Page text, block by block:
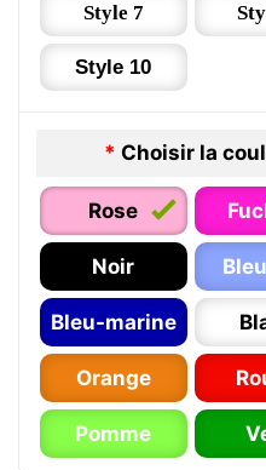
Style 7
Style 10
* Choisir la
Rose
Noir
Bleu-marine
Orange
Pomme